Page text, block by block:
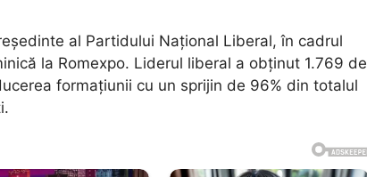
al Partidului Național Liberal, în cadrul
la Romexpo. Liderul liberal a obținut 1.769 de
formațiunii cu un sprijin de 96% din totalul